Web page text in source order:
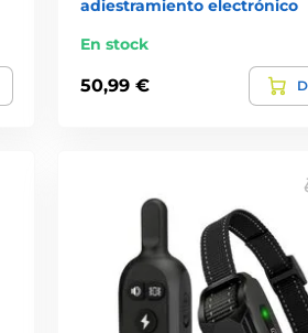
adiestramiento electrónico
En stock
50,99 €